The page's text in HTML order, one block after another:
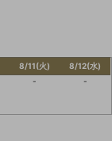
8/11(火)
-
8/12(水)
-